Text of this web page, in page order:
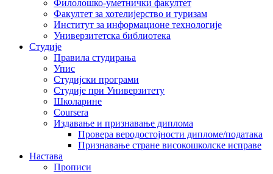
Филолошко-уметнички факултет
Факултет за хотелијерство и туризам
Институт за информационе технологије
Универзитетска библиотека
Студије
Правила студирања
Упис
Студијски програми
Студије при Универзитету
Школарине
Coursera
Издавање и признавање диплома
Провера веродостојности дипломе/података
Признавање стране високошколске исправе
Настава
Прописи